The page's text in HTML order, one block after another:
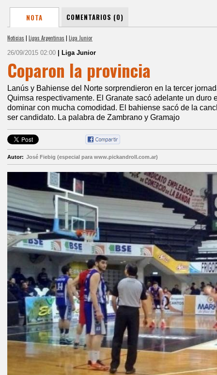
NOTA COMENTARIOS (0)
Noticias | Ligas Argentinas | Liga Junior
26/09/2015 02:00 | Liga Junior
Coparon la provincia
Lanús y Bahiense del Norte sorprendieron en la tercer
Quimsa respectivamente. El Granate sacó adelante un duro
dominar con mucha comodidad. El bahiense sacó de la
ser candidato. La palabra de Zambrano y Gramajo
Autor: José Fiebig (especial para www.pickandroll.com.ar)